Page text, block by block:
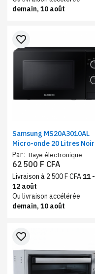
demain, 10 août
Samsung MS20A3010AL
Micro-onde 20 Litres Noir
Par : Baye électronique
favorite_border
62 500 F CFA
Livraison à 2 500 F CFA11 -
12 août
Ou livraison accélérée
demain, 10 août
favorite_border